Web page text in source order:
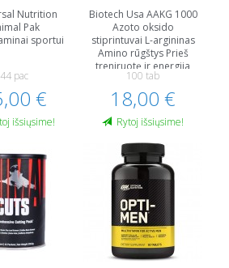
Nutrition
Pak
sportui
44 paс
€
išsiųsime!
Biotech Usa AAKG 1000
Azoto oksido
stiprintuvai L-argininas
Amino rūgštys Prieš
treniruotę ir energija
100 tab
18,00 €
Rytoj išsiųsime!